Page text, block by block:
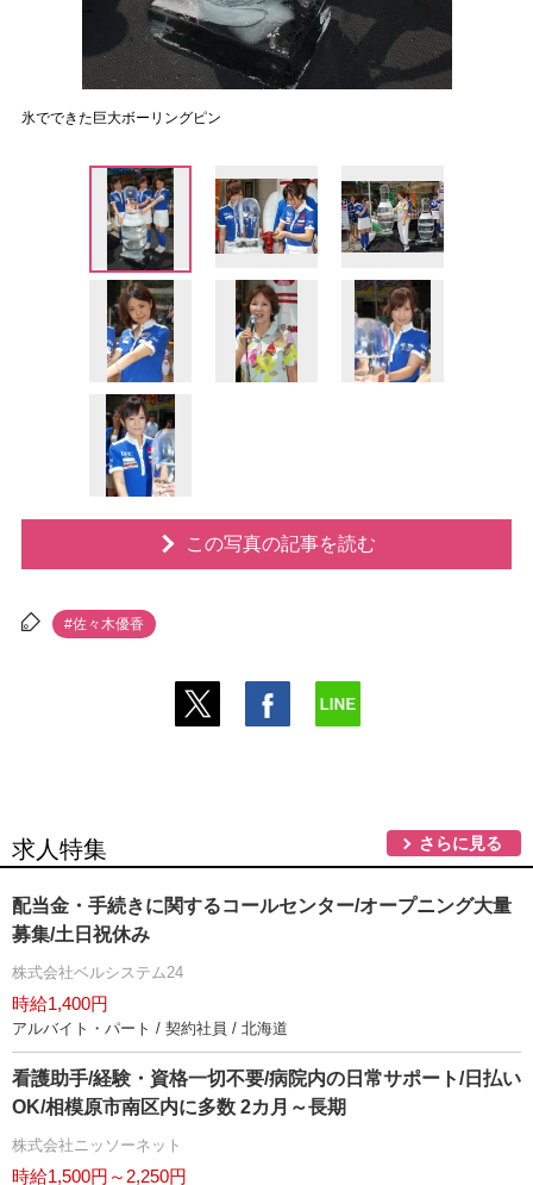
氷でできた巨大ボーリングピン
この写真の記事を読む
#佐々木優香
求人特集 さらに見る
配当金・手続きに関するコールセンター/オープニング大量
募集/土日祝休み
株式会社ベルシステム24
時給1,400円
アルバイト・パート / 契約社員 / 北海道
看護助手/経験・資格一切不要/病院内の日常サポート/日払い
OK/相模原市南区内に多数 2カ月～長期
株式会社ニッソーネット
時給1,500円～2,250円